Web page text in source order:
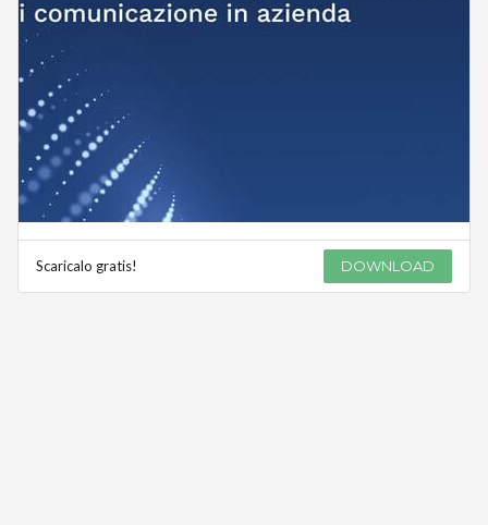
Scaricalo gratis! DOWNLOAD